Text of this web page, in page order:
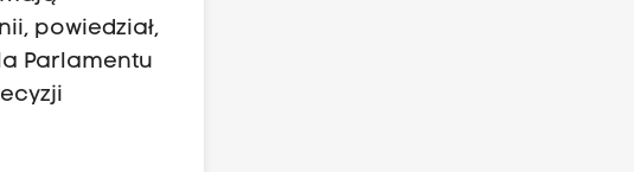
powiedział,
Parlamentu